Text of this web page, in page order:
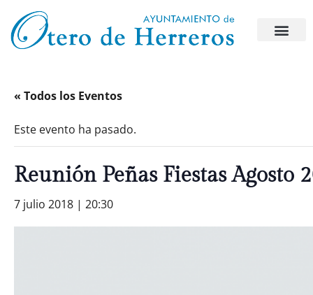
« Todos los Eventos
Este evento ha pasado.
Reunión Peñas Fiestas Agosto
7 julio 2018 | 20:30